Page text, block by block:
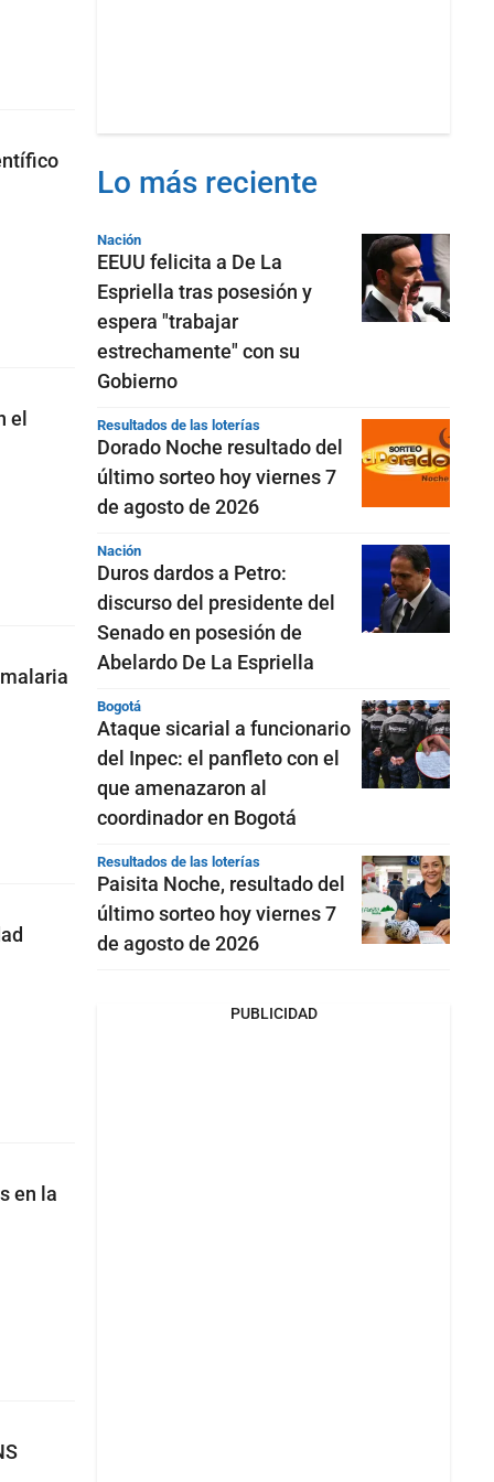
el
en la
Lo más reciente
Nación
EEUU felicita a De La
Espriella tras posesión y
espera "trabajar
estrechamente" con su
Gobierno
Resultados de las loterías
Dorado Noche resultado del
último sorteo hoy viernes 7
de agosto de 2026
Nación
Duros dardos a Petro:
discurso del presidente del
Senado en posesión de
Abelardo De La Espriella
Bogotá
Ataque sicarial a funcionario
del Inpec: el panfleto con el
que amenazaron al
coordinador en Bogotá
Resultados de las loterías
Paisita Noche, resultado del
último sorteo hoy viernes 7
de agosto de 2026
PUBLICIDAD